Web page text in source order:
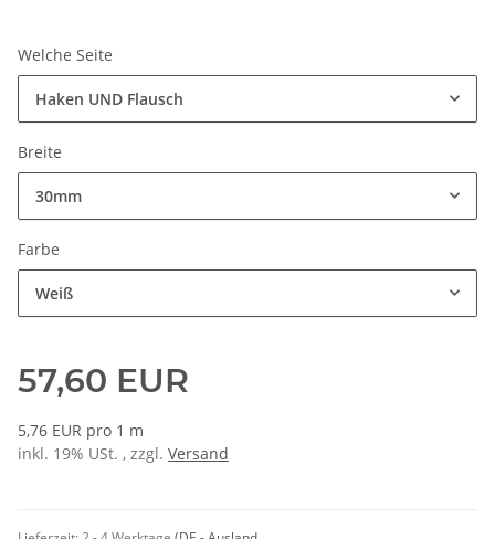
Welche Seite
Haken UND Flausch
Breite
30mm
Farbe
Weiß
57,60 EUR
5,76 EUR pro 1 m
inkl. 19% USt. , zzgl. Versand